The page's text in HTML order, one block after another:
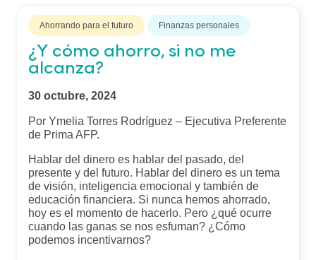
Ahorrando para el futuro Finanzas personales
¿Y cómo ahorro, si no me
alcanza?
30 octubre, 2024
Por Ymelia Torres Rodríguez – Ejecutiva Preferente
de Prima AFP.
Hablar del dinero es hablar del pasado, del
presente y del futuro. Hablar del dinero es un tema
de visión, inteligencia emocional y también de
educación financiera. Si nunca hemos ahorrado,
hoy es el momento de hacerlo. Pero ¿qué ocurre
cuando las ganas se nos esfuman? ¿Cómo
podemos incentivarnos?